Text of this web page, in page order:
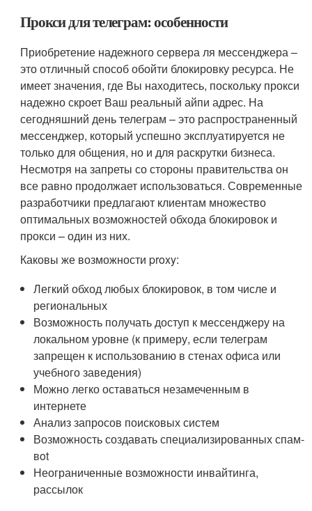
Прокси для телеграм: особенности
Приобретение надежного сервера ля мессенджера –
это отличный способ обойти блокировку ресурса. Не
имеет значения, где Вы находитесь, поскольку прокси
надежно скроет Ваш реальный айпи адрес. На
сегодняшний день телеграм – это распространенный
мессенджер, который успешно эксплуатируется не
только для общения, но и для раскрутки бизнеса.
Несмотря на запреты со стороны правительства он
все равно продолжает использоваться. Современные
разработчики предлагают клиентам множество
оптимальных возможностей обхода блокировок и
прокси – один из них.
Каковы же возможности proxy:
Легкий обход любых блокировок, в том числе и
региональных
Возможность получать доступ к мессенджеру на
локальном уровне (к примеру, если телеграм
запрещен к использованию в стенах офиса или
учебного заведения)
Можно легко оставаться незамеченным в
интернете
Анализ запросов поисковых систем
Возможность создавать специализированных спам-
вot
Неограниченные возможности инвайтинга,
рассылок